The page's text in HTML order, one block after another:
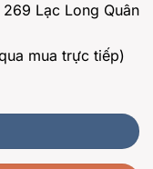
Lạc Long Quân
mua trực tiếp)